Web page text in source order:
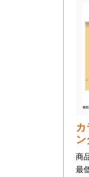
カ
ン
商
最